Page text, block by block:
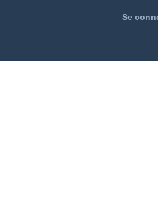
Se